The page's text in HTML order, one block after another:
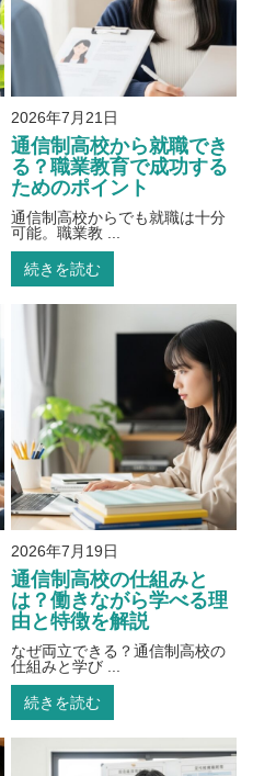
2026年7月21日
通信制高校から就職でき
る？職業教育で成功する
ためのポイント
通信制高校からでも就職は十分
可能。職業教 ...
続きを読む
2026年7月19日
通信制高校の仕組みと
は？働きながら学べる理
由と特徴を解説
なぜ両立できる？通信制高校の
仕組みと学び ...
続きを読む